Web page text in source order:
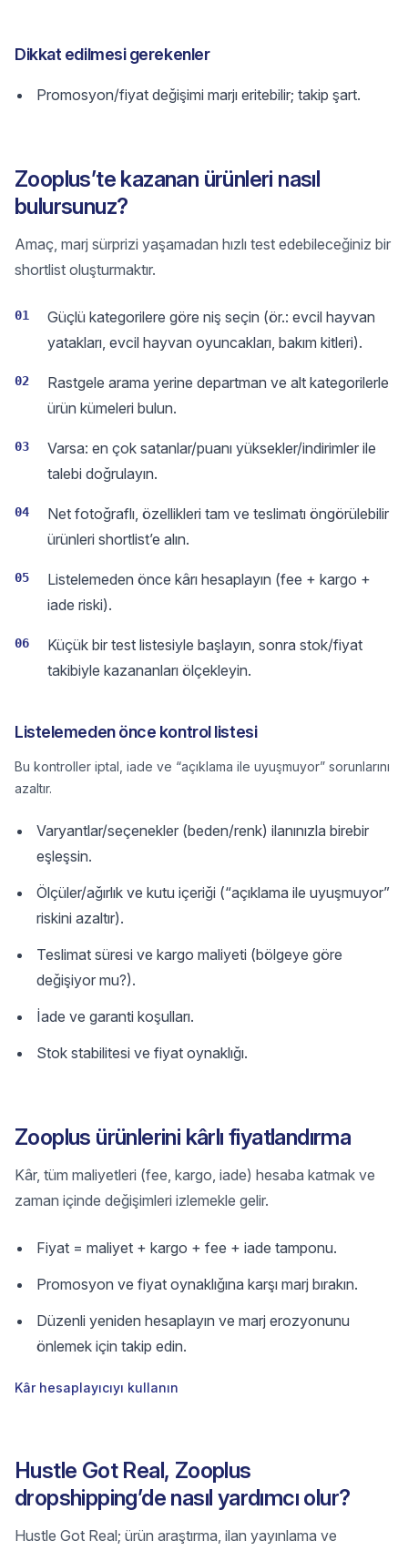
Dikkat edilmesi gerekenler
Promosyon/fiyat değişimi marjı eritebilir; takip şart.
Zooplus’te kazanan ürünleri nasıl
bulursunuz?
Amaç, marj sürprizi yaşamadan hızlı test edebileceğiniz bir
shortlist oluşturmaktır.
01
Güçlü kategorilere göre niş seçin (ör.: evcil hayvan
yatakları, evcil hayvan oyuncakları, bakım kitleri).
02
Rastgele arama yerine departman ve alt kategorilerle
ürün kümeleri bulun.
03
Varsa: en çok satanlar/puanı yüksekler/indirimler ile
talebi doğrulayın.
04
Net fotoğraflı, özellikleri tam ve teslimatı öngörülebilir
ürünleri shortlist’e alın.
05
Listelemeden önce kârı hesaplayın (fee + kargo +
iade riski).
06
Küçük bir test listesiyle başlayın, sonra stok/fiyat
takibiyle kazananları ölçekleyin.
Listelemeden önce kontrol listesi
Bu kontroller iptal, iade ve “açıklama ile uyuşmuyor” sorunlarını
azaltır.
Varyantlar/seçenekler (beden/renk) ilanınızla birebir
eşleşsin.
Ölçüler/ağırlık ve kutu içeriği (“açıklama ile uyuşmuyor”
riskini azaltır).
Teslimat süresi ve kargo maliyeti (bölgeye göre
değişiyor mu?).
İade ve garanti koşulları.
Stok stabilitesi ve fiyat oynaklığı.
Zooplus ürünlerini kârlı fiyatlandırma
Kâr, tüm maliyetleri (fee, kargo, iade) hesaba katmak ve
zaman içinde değişimleri izlemekle gelir.
Fiyat = maliyet + kargo + fee + iade tamponu.
Promosyon ve fiyat oynaklığına karşı marj bırakın.
Düzenli yeniden hesaplayın ve marj erozyonunu
önlemek için takip edin.
Kâr hesaplayıcıyı kullanın
Hustle Got Real, Zooplus
dropshipping’de nasıl yardımcı olur?
Hustle Got Real; ürün araştırma, ilan yayınlama ve